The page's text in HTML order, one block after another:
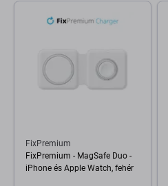
FixPremium
FixPremium - MagSafe Duo -
iPhone és Apple Watch, fehér